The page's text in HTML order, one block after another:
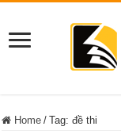
Home / Tag:đề thi